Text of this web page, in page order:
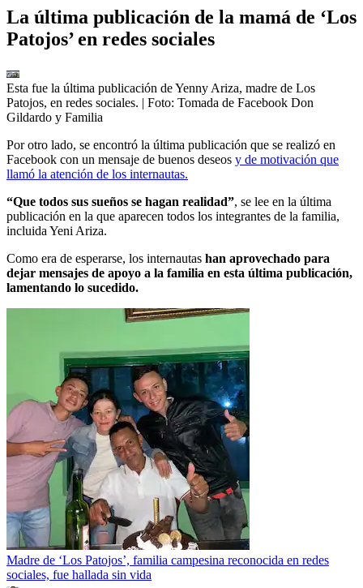
La última publicación de la mamá de ‘Los
Patojos’ en redes sociales
Esta fue la última publicación de Yenny Ariza, madre de Los
Patojos, en redes sociales. | Foto: Tomada de Facebook Don
Gildardo y Familia
Por otro lado, se encontró la última publicación que se realizó en
Facebook con un mensaje de buenos deseos y de motivación que
llamó la atención de los internautas.
“Que todos sus sueños se hagan realidad”, se lee en la última
publicación en la que aparecen todos los integrantes de la familia,
incluida Yeni Ariza.
Como era de esperarse, los internautas han aprovechado para
dejar mensajes de apoyo a la familia en esta última publicación,
lamentando lo sucedido.
Madre de ‘Los Patojos’, familia campesina reconocida en redes
sociales, fue hallada sin vida